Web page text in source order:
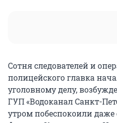
Сотня следователей и
полицейского главка
уголовному делу,
ГУП «Водоканал Санкт-
утром побеспокоили